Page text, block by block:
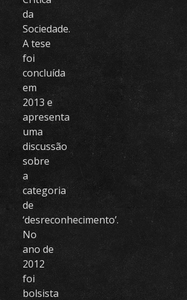
da
Sociedade.
A tese
foi
concluída
em
2013 e
apresenta
uma
discussão
sobre
a
categoria
de
‘desreconhecimento’.
No
ano de
2012
foi
bolsista